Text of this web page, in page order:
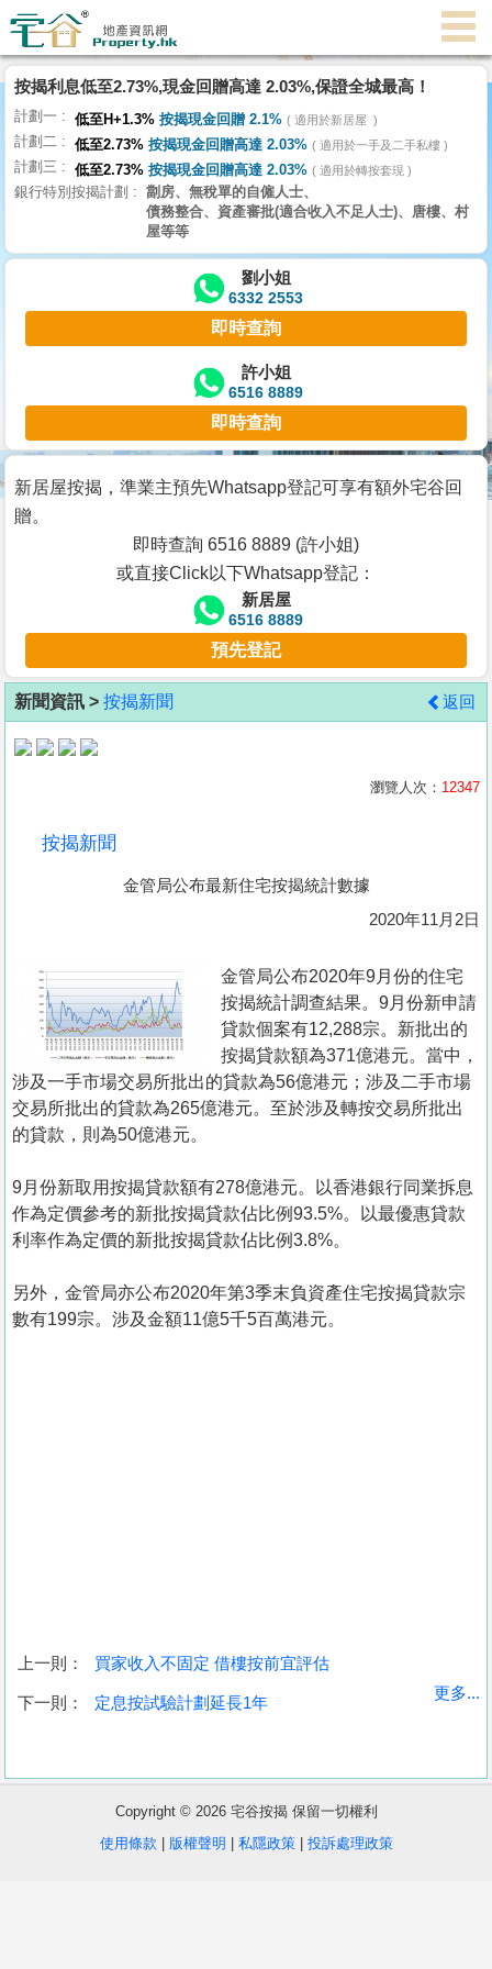
理
主
頁
搵
樓/
交
業
主
宅
谷
按
客
地
產
冊
關
我
們
收
盤
按揭利息低至2.73%,現金回贈高達 2.03%,保證全城最高！
計劃一 低至H+1.3% 按揭現金回贈 2.1% 適用於新居屋
計劃二 低至2.73% 按揭現金回贈高達 2.03% 適用於一手及二手私樓
計劃三 低至2.73% 按揭現金回贈高達 2.03% 適用於轉按套現
銀行特別按揭計劃
劏房、無稅單的自僱人士、
債務整合、資產審批(適合收入不足人士)、唐樓、村
屋等等
劉小姐
6332 2553
即時查詢
許小姐
6516 8889
即時查詢
新居屋按揭，準業主預先Whatsapp登記可享有額外宅谷回
贈。
即時查詢 6516 8889 (許小姐)
或直接Click以下Whatsapp登記：
新居屋
6516 8889
預先登記
新聞資訊 > 按揭新聞 返回
瀏覽人次： 12347
按揭新聞
金管局公布最新住宅按揭統計數據
2020年11月2日
金管局公布2020年9月份的住宅
按揭統計調查結果。9月份新申請
貸款個案有12,288宗。新批出的
按揭貸款額為371億港元。當中，
涉及一手市場交易所批出的貸款為56億港元；涉及二手市場
交易所批出的貸款為265億港元。至於涉及轉按交易所批出
的貸款，則為50億港元。
9月份新取用按揭貸款額有278億港元。以香港銀行同業拆息
作為定價參考的新批按揭貸款佔比例93.5%。以最優惠貸款
利率作為定價的新批按揭貸款佔比例3.8%。
另外，金管局亦公布2020年第3季末負資產住宅按揭貸款宗
數有199宗。涉及金額11億5千5百萬港元。
上一則： 買家收入不固定 借樓按前宜評估
下一則： 定息按試驗計劃延長1年
更多...
Copyright © 2026 宅谷按揭 保留一切權利
使用條款
版權聲明 私隱政策| 投訴處理政策